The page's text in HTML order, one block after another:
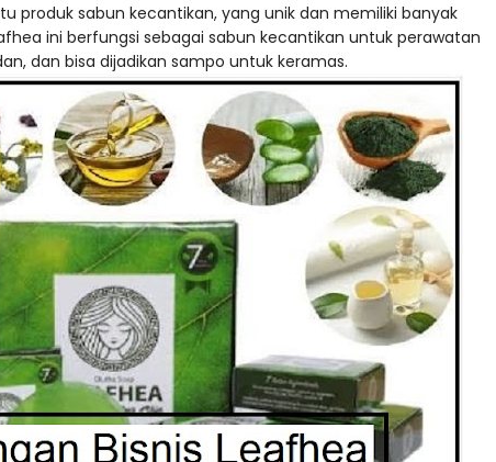
produk sabun kecantikan, yang unik dan memiliki banyak
ini berfungsi sebagai sabun kecantikan untuk perawatan
dan bisa dijadikan sampo untuk keramas.